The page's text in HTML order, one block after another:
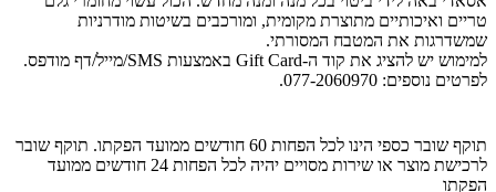
טריים ואיכותיים מתוצרת מקומית, ומורכבים בשיטות מודרניות
שמשדרגות את המטבח המסורתי.
למימוש יש להציג את קוד ה-Gift Card באמצעות SMS/מייל/דף מודפס.
לפרטים נוספים: 077-2060970.
תוקף שובר כספי הינו לכל הפחות 60 חודשים ממועד הפקתו. תוקף שובר
לרכישת מוצר או שירות מסויים יהיה לכל הפחות 24 חודשים ממועד
הפקתו